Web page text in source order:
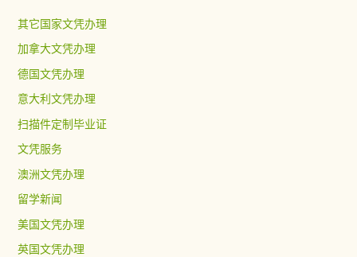
其它国家文凭办理
加拿大文凭办理
德国文凭办理
意大利文凭办理
扫描件定制毕业证
文凭服务
澳洲文凭办理
留学新闻
美国文凭办理
英国文凭办理